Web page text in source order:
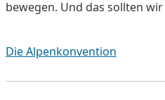
bewegen. Und das sollten
Die Alpenkonvention